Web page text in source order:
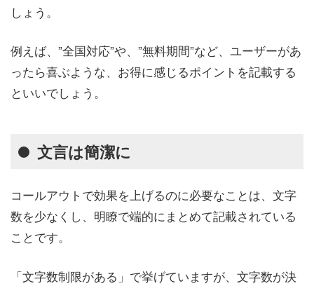
しょう。
例えば、”全国対応”や、”無料期間”など、ユーザーがあ
ったら喜ぶような、お得に感じるポイントを記載する
といいでしょう。
文言は簡潔に
コールアウトで効果を上げるのに必要なことは、文字
数を少なくし、明瞭で端的にまとめて記載されている
ことです。
「文字数制限がある」で挙げていますが、文字数が決